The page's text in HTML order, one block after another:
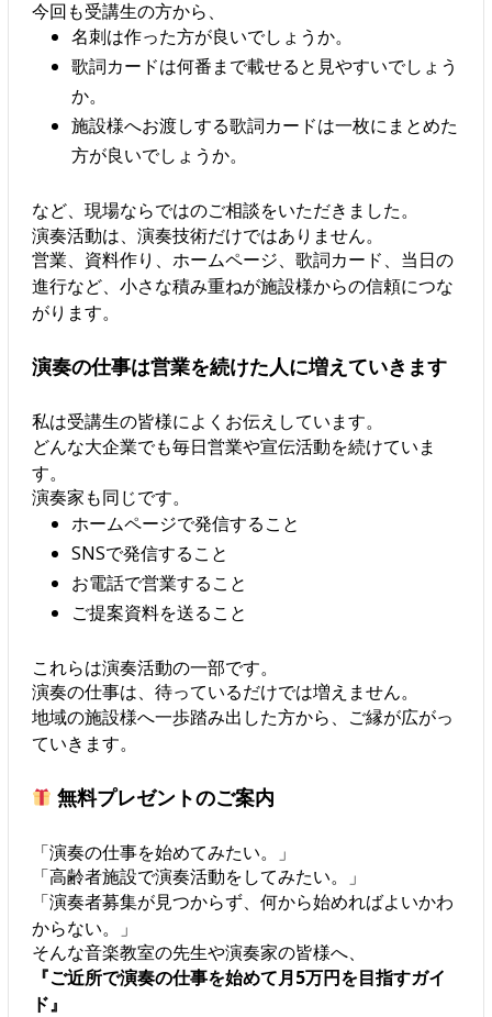
今回も受講生の方から、
名刺は作った方が良いでしょうか。
歌詞カードは何番まで載せると見やすいでしょう
か。
施設様へお渡しする歌詞カードは一枚にまとめた
方が良いでしょうか。
など、現場ならではのご相談をいただきました。
演奏活動は、演奏技術だけではありません。
営業、資料作り、ホームページ、歌詞カード、当日の
進行など、小さな積み重ねが施設様からの信頼につな
がります。
演奏の仕事は営業を続けた人に増えていきます
私は受講生の皆様によくお伝えしています。
どんな大企業でも毎日営業や宣伝活動を続けていま
す。
演奏家も同じです。
ホームページで発信すること
SNSで発信すること
お電話で営業すること
ご提案資料を送ること
これらは演奏活動の一部です。
演奏の仕事は、待っているだけでは増えません。
地域の施設様へ一歩踏み出した方から、ご縁が広がっ
ていきます。
無料プレゼントのご案内
「演奏の仕事を始めてみたい。」
「高齢者施設で演奏活動をしてみたい。」
「演奏者募集が見つからず、何から始めればよいかわ
からない。」
そんな音楽教室の先生や演奏家の皆様へ、
『ご近所で演奏の仕事を始めて月5万円を目指すガイ
ド』